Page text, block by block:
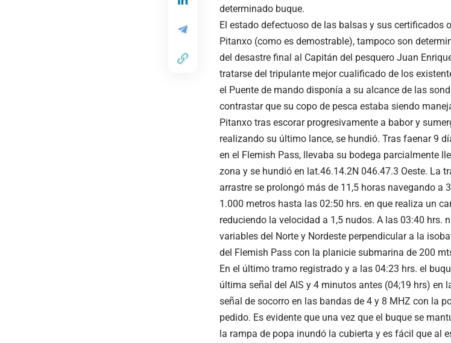
determinado buque.
El estado defectuoso de las balsas y sus certificados
Pitanxo (como es demostrable), tampoco son
del desastre final al Capitán del pesquero Juan
tratarse del tripulante mejor cualificado de los
el Puente de mando disponía a su alcance de las
contrastar que su copo de pesca estaba siendo
Pitanxo tras escorar progresivamente a babor y
realizando su último lance, se hundió. Tras faenar 9
en el Flemish Pass, llevaba su bodega parcialmente
zona y se hundió en lat.46.14.2N 046.47.3 Oeste. La
arrastre se prolongó más de 11,5 horas navegando a
1.000 metros hasta las 02:50 hrs. en que realiza un
reduciendo la velocidad a 1,5 nudos. A las 03:40 hrs.
variables del Norte y Nordeste perpendicular a la
del Flemish Pass con la planicie submarina de 200
En el último tramo registrado y a las 04:23 hrs. el
última señal del AIS y 4 minutos antes (04;19 hrs) en
señal de socorro en las bandas de 4 y 8 MHZ con la
pedido. Es evidente que una vez que el buque se
la rampa de popa inundó la cubierta y es fácil que al